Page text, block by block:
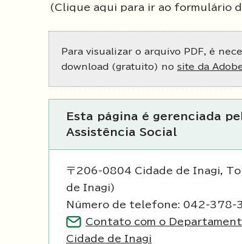
(Clique aqui para ir ao formulário
Para visualizar o arquivo PDF, é
download (gratuito) no site da
Esta página é gerenciada
Assistência Social
〒206-0804 Cidade de Inagi,
de Inagi)
Número de telefone: 042-378-
Contato com o
Cidade de Inagi